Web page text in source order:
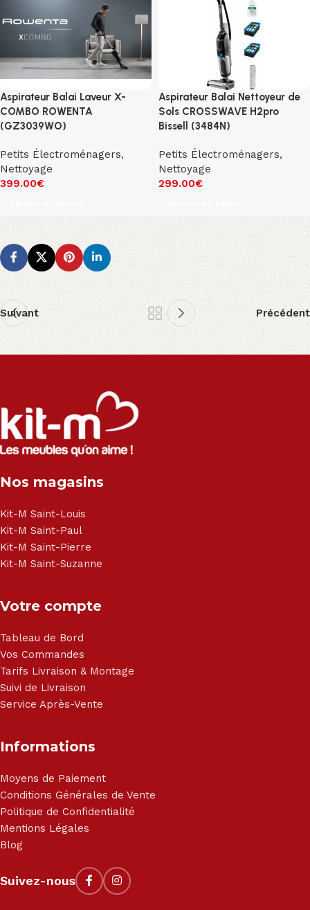
Aspirateur Balai Laveur X-
COMBO ROWENTA
(GZ3039WO)
Petits Électroménagers,
Nettoyage
399.00€
Aspirateur Balai Nettoyeur de
Sols CROSSWAVE H2pro
Bissell (3484N)
Petits Électroménagers,
Nettoyage
299.00€
Suivant Précédent
Nos magasins
Kit-M Saint-Louis
Kit-M Saint-Paul
Kit-M Saint-Pierre
Kit-M Saint-Suzanne
Votre compte
Tableau de Bord
Vos Commandes
Tarifs Livraison & Montage
Suivi de Livraison
Service Après-Vente
Informations
Moyens de Paiement
Conditions Générales de Vente
Politique de Confidentialité
Mentions Légales
Blog
Suivez-nous